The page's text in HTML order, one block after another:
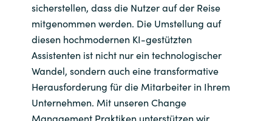
sicherstellen, dass die Nutzer auf der Reise
mitgenommen werden. Die Umstellung auf
diesen hochmodernen KI-gestützten
Assistenten ist nicht nur ein technologischer
Wandel, sondern auch eine transformative
Herausforderung für die Mitarbeiter in Ihrem
Unternehmen. Mit unseren Change
Management Praktiken unterstützen wir